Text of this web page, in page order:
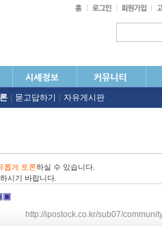
묻고답하기 자유게시판
롭게 토론하실 수 있습니다.
시기 바랍니다.
http://ipostock.co.kr/sub07/